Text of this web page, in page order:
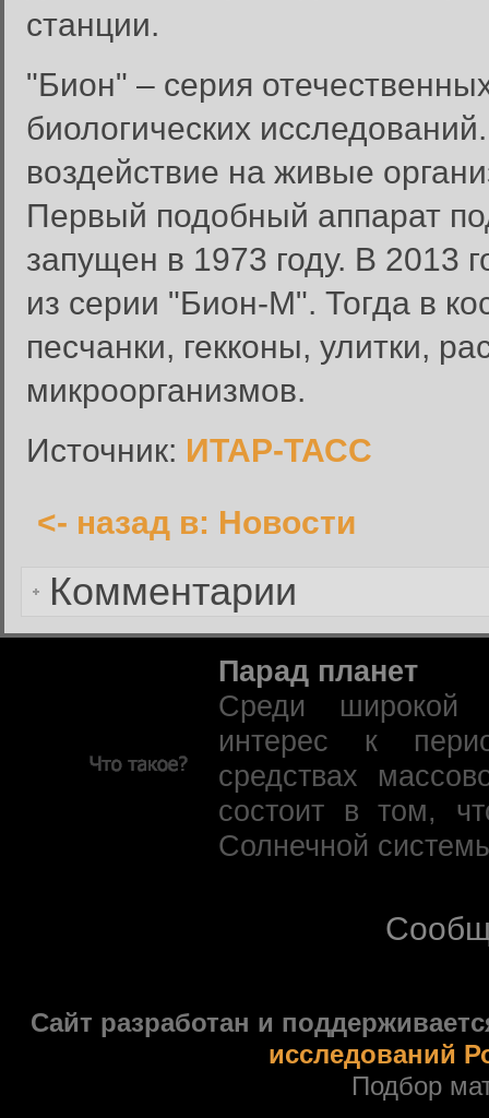
станции.
"Бион" – серия
биологических
воздействие на живые
Первый подобный аппарат
запущен в 1973 году. В 2013
из серии "Бион-М". Тогда в
песчанки, гекконы, улитки,
микроорганизмов.
Источник: ИТАР-ТАСС
<- назад в: Новости
Комментарии
Вход в систему
Введите имя пользователя и
Вход в систему
Имя пользователя:
Забыли пароль?
Парад планет
Среди широкой
интерес к
средствах
состоит в том,
Солнечной
Сайт разработан и
исследований
Подбор